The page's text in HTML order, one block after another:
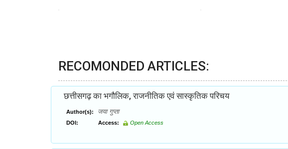
RECOMONDED ARTICLES:
छत्तीसगढ़ का भगौलिक, राजनीतिक एवं सास्कृतिक परिचय
Author(s): जया गुप्ता
DOI: Access: Open Access